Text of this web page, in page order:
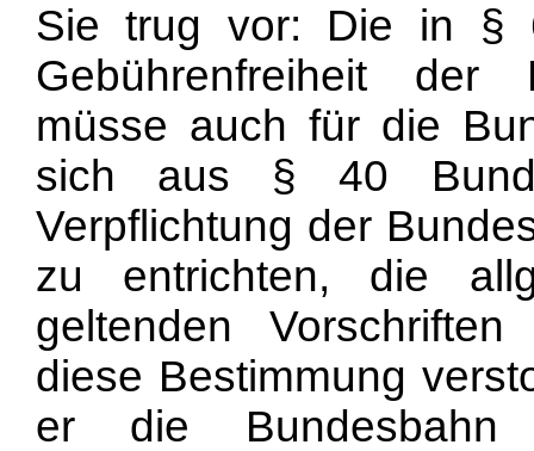
Sie trug vor: Die in §
Gebührenfreiheit der
müsse auch für die
sich aus § 40
Verpflichtung der
zu entrichten, die
geltenden
diese Bestimmung
er die Bundesbahn